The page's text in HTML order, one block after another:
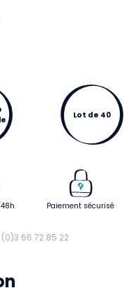
Lot de 40
Paiement sécurisé
66 72 85 22